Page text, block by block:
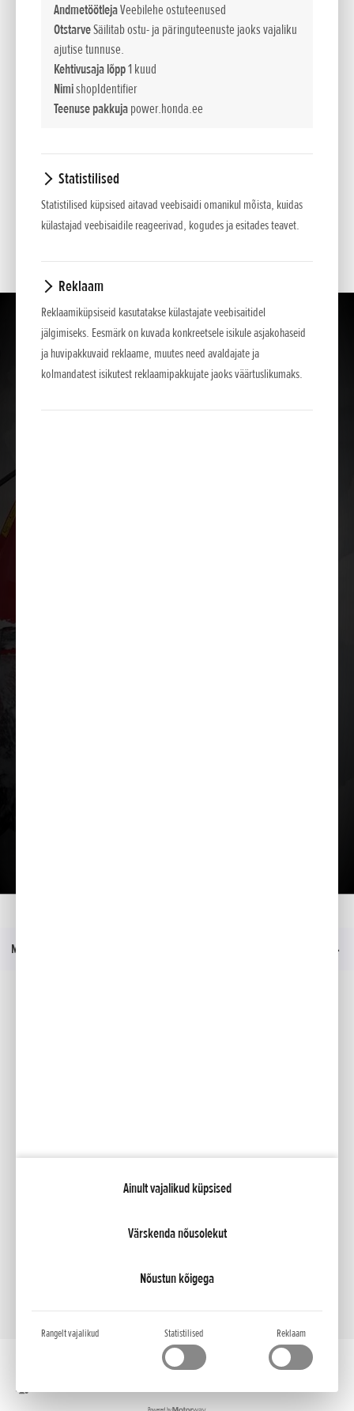
AndmetöötlejaVeebilehe ostuteenused
OtstarveSäilitab ostu- ja päringuteenuste jaoks vajaliku
ajutise tunnuse.
Kehtivusaja lõpp1 kuud
NimishopIdentifier
Teenuse pakkujapower.honda.ee
Statistilised
Statistilised küpsised aitavad veebisaidi omanikul mõista, kuidas
külastajad veebisaidile reageerivad, kogudes ja esitades teavet.
Reklaam
Reklaamiküpsiseid kasutatakse külastajate veebisaitidel
jälgimiseks. Eesmärk on kuvada konkreetsele isikule asjakohaseid
ja huvipakkuvaid reklaame, muutes need avaldajate ja
kolmandatest isikutest reklaamipakkujate jaoks väärtuslikumaks.
Ainult vajalikud küpsised
Värskenda nõusolekut
Nõustun kõigega
Rangelt vajalikud Statistilised Reklaam
lumetingimuste jaoks sobiv roomikvedu. Masinatel on kas
elektrikäiviti või super-kergkäivitus.
- Roomikveoga mudel
- Käigukast
- Gaasihoob
- Super-kergkäivitus
- Töötuli
Menüü